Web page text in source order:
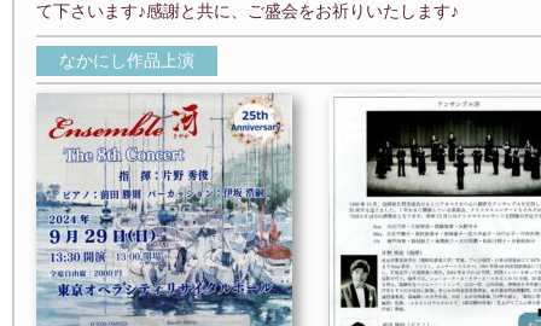
て下さいます♪感謝と共に、ご盛会をお祈りいたします♪
なかにし作品上演